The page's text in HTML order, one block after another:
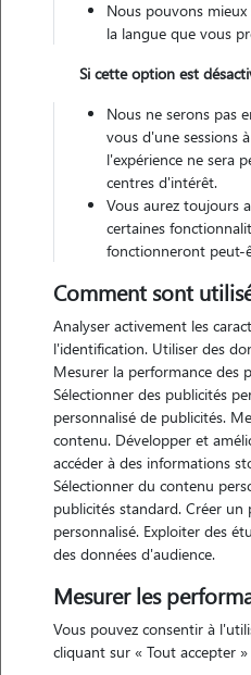
L'envoi d'une
Motivation
j'ai toujours aimé les animaux et
j'ai toujours eu des chats depuis
un chat de 4 ans, très
compagnie à votre boule de poil.
Expérience
j'ai déjà gardé des chats pendants
Nous pouvons
la langue que vous
Si cette option est
Nous ne serons pas
vous d'une sessions
l'expérience ne sera
centres d'intérêt.
Vous aurez toujours
certaines
fonctionneront peut-
Comment sont
Analyser activement les
l'identification. Utiliser des
Mesurer la performance des
Sélectionner des publicités
personnalisé de publicités.
contenu. Développer et
accéder à des informations
Sélectionner du contenu
publicités standard. Créer
personnalisé. Exploiter des
des données d'audience.
Mesurer les
Vous pouvez consentir à
cliquant sur « Tout accepter »